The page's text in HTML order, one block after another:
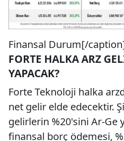
Finansal Durum[/
FORTE HALKA ARZ
YAPACAK?
Forte Teknoloji halka
net gelir elde edecektir.
gelirlerin %20'sini Ar-Ge
finansal borç ödemesi,